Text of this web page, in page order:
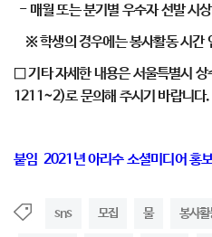
- 매월 또는 분기별 우수자 선발 시
※ 학생의 경우에는 봉사활동 시간
□ 기타 자세한 내용은 서울특별시
1211~2)로 문의해 주시기 바랍니다.
붙임 2021년 아리수 소셜미디어 홍
sns 모집 물 봉사활